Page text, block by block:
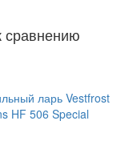
сравнению
ларь Vestfrost
HF 506 Special